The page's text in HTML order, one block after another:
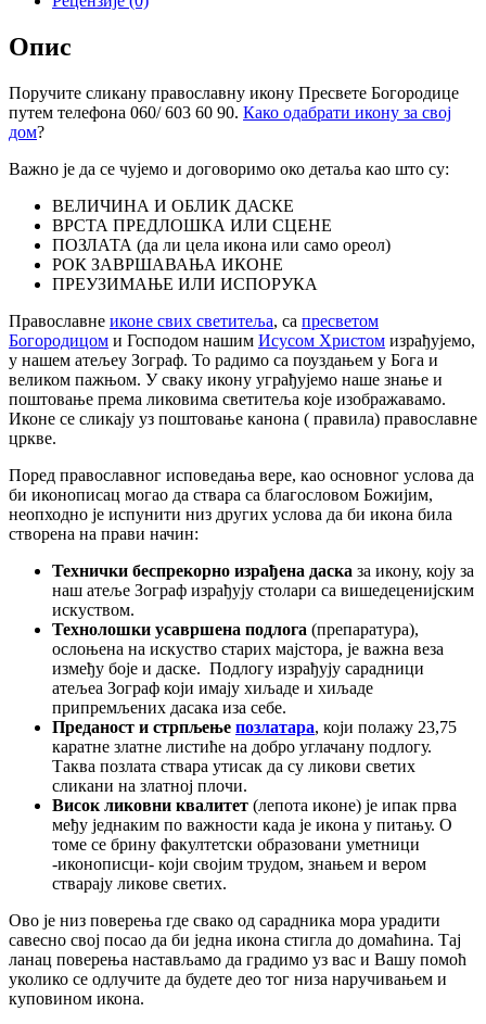
Опис
Поручите сликану православну икону Пресвете Богородице
путем телефона 060/ 603 60 90. Како одабрати икону за свој
дом?
Важно је да се чујемо и договоримо око детаља као што су:
ВЕЛИЧИНА И ОБЛИК ДАСКЕ
ВРСТА ПРЕДЛОШКА ИЛИ СЦЕНЕ
ПОЗЛАТА (да ли цела икона или само ореол)
РОК ЗАВРШАВАЊА ИКОНЕ
ПРЕУЗИМАЊЕ ИЛИ ИСПОРУКА
Православне иконе свих светитеља, са пресветом
Богородицом и Господом нашим Исусом Христом израђујемо,
у нашем атељеу Зограф. То радимо са поуздањем у Бога и
великом пажњом. У сваку икону уграђујемо наше знање и
поштовање према ликовима светитеља које изображавамо.
Иконе се сликају уз поштовање канона ( правила) православне
цркве.
Поред православног исповедања вере, као основног услова да
би иконописац могао да ствара са благословом Божијим,
неопходно је испунити низ других услова да би икона била
створена на прави начин:
Технички беспрекорно израђена даска за икону, коју за
наш атеље Зограф израђују столари са вишедеценијским
искуством.
Технолошки усавршена подлога (препаратура),
ослоњена на искуство старих мајстора, је важна веза
између боје и даске. Подлогу израђују сарадници
атељеа Зограф који имају хиљаде и хиљаде
припремљених дасака иза себе.
Преданост и стрпљење позлатара, који полажу 23,75
каратне златне листиће на добро углачану подлогу.
Таква позлата ствара утисак да су ликови светих
сликани на златној плочи.
Висок ликовни квалитет (лепота иконе) је ипак прва
међу једнаким по важности када је икона у питању. О
томе се брину факултетски образовани уметници
-иконописци- који својим трудом, знањем и вером
стварају ликове светих.
Ово је низ поверења где свако од сарадника мора урадити
савесно свој посао да би једна икона стигла до домаћина. Тај
ланац поверења настављамо да градимо уз вас и Вашу помоћ
уколико се одлучите да будете део тог низа наручивањем и
куповином икона.